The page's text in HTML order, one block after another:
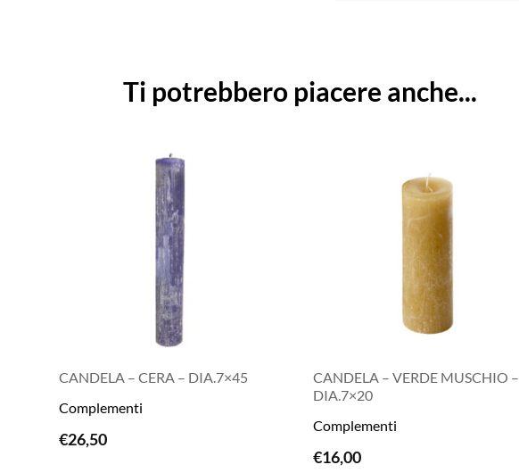
Ti potrebbero piacere anche...
CANDELA – CERA – DIA.7×45
Complementi
€26,50
CANDELA – VERDE MUSCHIO –
DIA.7×20
Complementi
€16,00